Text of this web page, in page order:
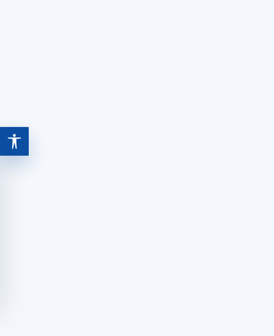
Abrir ferramentas de acessibilidade